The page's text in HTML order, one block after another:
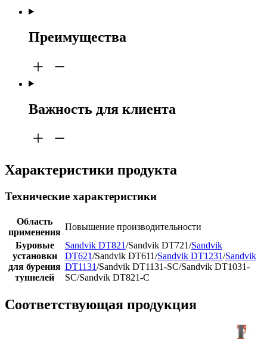
Преимущества
Важность для клиента
Характеристики продукта
Технические характеристики
Область
применения
Повышение производительности
Буровые
установки
для бурения
туннелей
Sandvik DT821/Sandvik DT721/Sandvik
DT621/Sandvik DT611/Sandvik DT1231/Sandvik
DT1131/Sandvik DT1131-SC/Sandvik DT1031-
SC/Sandvik DT821-C
Соответствующая продукция